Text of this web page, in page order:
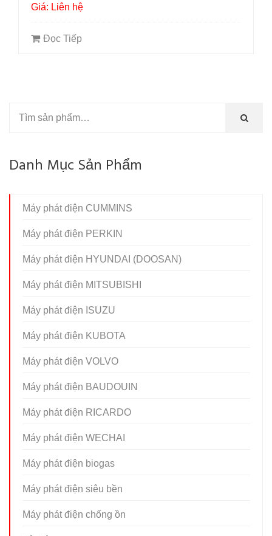
Giá: Liên hệ
Đọc Tiếp
Danh Mục Sản Phẩm
Máy phát điện CUMMINS
Máy phát điện PERKIN
Máy phát điện HYUNDAI (DOOSAN)
Máy phát điện MITSUBISHI
Máy phát điện ISUZU
Máy phát điện KUBOTA
Máy phát điện VOLVO
Máy phát điện BAUDOUIN
Máy phát điện RICARDO
Máy phát điện WECHAI
Máy phát điện biogas
Máy phát điện siêu bền
Máy phát điện chống ồn